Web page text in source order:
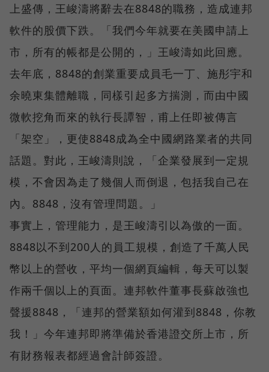
上盛傳，王峻濤將辭去在8848的職務，造成連邦
軟件的股價下跌。「我們今年就要在美國申請上
市，所有的帳都是公開的，」王峻濤如此回應。
去年底，8848的創業重要成員毛一丁、施彤宇和
余曉東集體離職，同樣引起多方揣測，而由中國
微軟挖角而來的執行長譚智，甫上任即被傳言
「架空」，更使8848成為全中國網路業者的共同
話題。對此，王峻濤則說，「企業發展到一定規
模，不會因為走了幾個人而倒退，包括我自己在
內。8848，沒有管理問題。」
事實上，管理能力，是王峻濤引以為傲的一面。
8848以不到200人的員工規模，創造了千萬人民
幣以上的營收，平均一個網頁編輯，每天可以製
作兩千個以上的頁面。連邦軟件董事長蘇啟強也
聲援8848，「連邦的營業額如何灌到8848，你教
我！」今年連邦即將準備於香港證交所上市，所
有財務報表都經過會計師簽證。